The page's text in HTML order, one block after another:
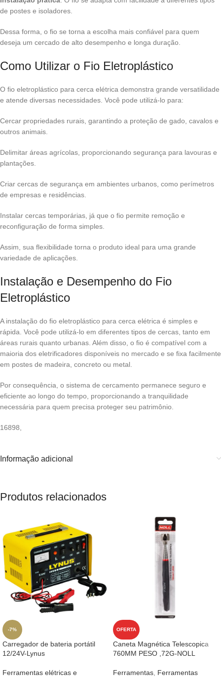
de postes e isoladores.
Dessa forma, o fio se torna a escolha mais confiável para quem
deseja um cercado de alto desempenho e longa duração.
Como Utilizar o Fio Eletroplástico
O fio eletroplástico para cerca elétrica demonstra grande versatilidade
e atende diversas necessidades. Você pode utilizá-lo para:
Cercar propriedades rurais, garantindo a proteção de gado, cavalos e
outros animais.
Delimitar áreas agrícolas, proporcionando segurança para lavouras e
plantações.
Criar cercas de segurança em ambientes urbanos, como perímetros
de empresas e residências.
Instalar cercas temporárias, já que o fio permite remoção e
reconfiguração de forma simples.
Assim, sua flexibilidade torna o produto ideal para uma grande
variedade de aplicações.
Instalação e Desempenho do Fio
Eletroplástico
A instalação do fio eletroplástico para cerca elétrica é simples e
rápida. Você pode utilizá-lo em diferentes tipos de cercas, tanto em
áreas rurais quanto urbanas. Além disso, o fio é compatível com a
maioria dos eletrificadores disponíveis no mercado e se fixa facilmente
em postes de madeira, concreto ou metal.
Por consequência, o sistema de cercamento permanece seguro e
eficiente ao longo do tempo, proporcionando a tranquilidade
necessária para quem precisa proteger seu patrimônio.
16898,
Informação adicional
Produtos relacionados
-7%
Carregador de bateria portátil
12/24V-Lynus
Ferramentas elétricas e
OFERTA
Caneta Magnética Telescopica
760MM PESO ,72G-NOLL
Ferramentas Ferramentas